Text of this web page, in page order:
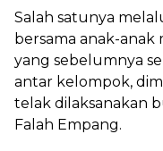
Salah satunya
bersama anak-anak
yang sebelumnya
antar kelompok,
telak dilaksanakan
Falah Empang.